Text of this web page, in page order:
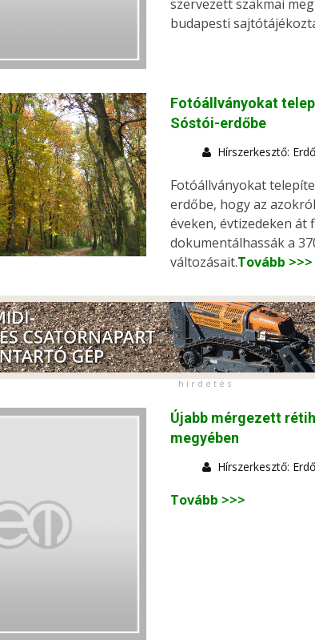
szervezett szakmai
budapesti
Fotóállványokat
Sóstói-erdőbe
Hírszerkesztő:
Fotóállványokat
erdőbe, hogy az
éveken, évtizedeken át
dokumentálhassák a
változásait.Tovább >>>
h i r d e t é s
Újabb mérgezett
megyében
Hírszerkesztő:
Tovább >>>